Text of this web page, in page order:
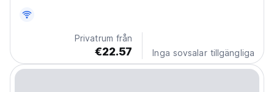
Privatrum från
€22.57 Inga sovsalar tillgängliga